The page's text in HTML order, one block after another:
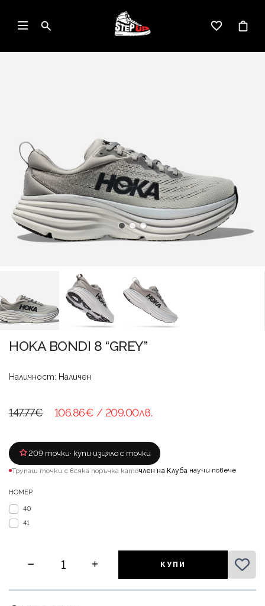
HOKA BONDI 8 “GREY”
Наличност: Наличен
147.77€ 106.86€ / 209.00лв.
209 точки· купи изцяло с точки
Трупаш точки с всяка поръчка каточлен на Клуба·научи повече
НОМЕР
40
41
КУПИ